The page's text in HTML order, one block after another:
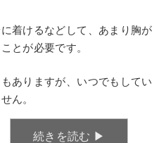
着けるなどして、あまり胸が
とが必要です。
ありますが、いつでもしてい
ん。
続きを読む ▶︎